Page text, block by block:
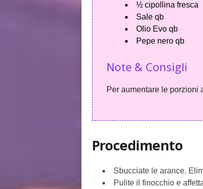
½ cipollina fresca
Sale qb
Olio Evo qb
Pepe nero qb
Note & Consigli
Per aumentare le porzioni
Procedimento
Sbucciate le arance.
Pulite il finocchio e